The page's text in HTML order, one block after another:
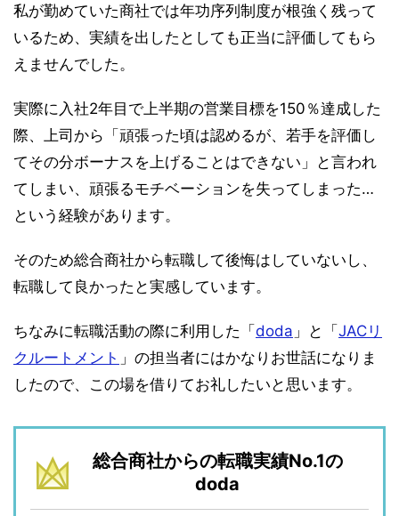
私が勤めていた商社では年功序列制度が根強く残って
いるため、実績を出したとしても正当に評価してもら
えませんでした。
実際に入社2年目で上半期の営業目標を150％達成した
際、上司から「頑張った頃は認めるが、若手を評価し
てその分ボーナスを上げることはできない」と言われ
てしまい、頑張るモチベーションを失ってしまった…
という経験があります。
そのため総合商社から転職して後悔はしていないし、
転職して良かったと実感しています。
ちなみに転職活動の際に利用した「doda 」と「JACリ
クルートメント 」の担当者にはかなりお世話になりま
したので、この場を借りてお礼したいと思います。
総合商社からの転職実績No.1の
doda